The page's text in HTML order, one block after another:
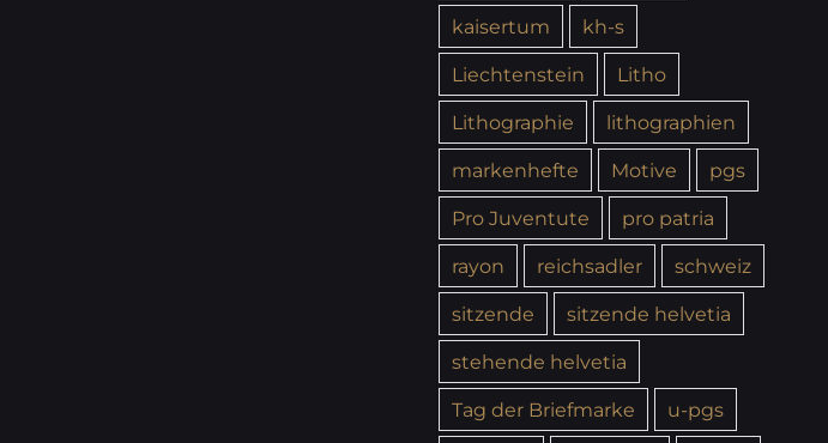
kaisertum
kh-s
Liechtenstein
Litho
Lithographie
lithographien
markenhefte
Motive
pgs
Pro Juventute
pro patria
rayon
reichsadler
schweiz
sitzende
sitzende helvetia
stehende helvetia
Tag der Briefmarke
u-pgs